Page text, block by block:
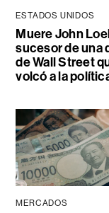
ESTADOS UNIDOS
Muere John
sucesor de una
de Wall Street
volcó a la
MERCADOS